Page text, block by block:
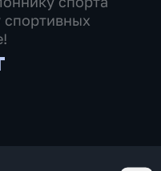
спортивных